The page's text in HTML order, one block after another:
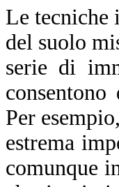
Le tecniche
del suolo
serie di
Per
estrema
comunque